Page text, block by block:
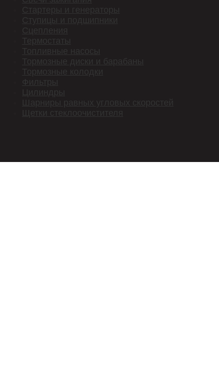
Стартеры и генераторы
Ступицы и подшипники
Сцепления
Термостаты
Топливные насосы
Тормозные диски и барабаны
Тормозные колодки
Фильтры
Цилиндры
Шарниры равных угловых скоростей
Щетки стеклоочистителя